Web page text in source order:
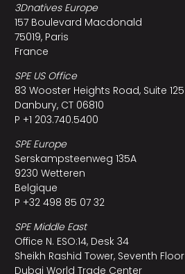
3Dnatives Europe
157 Boulevard Macdonald
75019, Paris
France
SPE US Office
83 Wooster Heights Road, Suite 125
Danbury, CT 06810
P +1 203.740.5400
SPE Europe
Serskampsteenweg 135A
9230 Wetteren
Belgique
P +32 498 85 07 32
SPE Middle East
Office N. ESO:14, Desk 34
Sheikh Rashid Tower, Seventh Floor
Dubai World Trade Center